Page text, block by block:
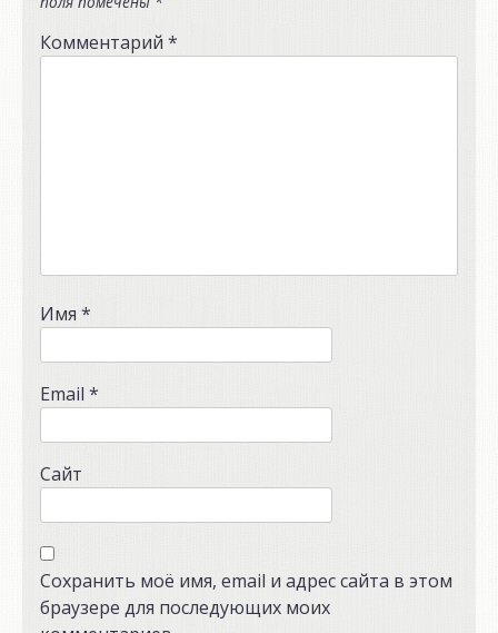
Комментарий *
Имя *
Email *
Сайт
Сохранить моё имя, email и адрес сайта в этом
браузере для последующих моих